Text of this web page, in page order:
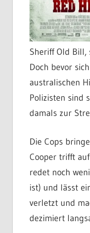
Sheriff Old Bill,
Doch bevor
australischen
Polizisten sind
damals zur
Die Cops
Cooper trifft
redet noch
ist) und lässt
verletzt und
dezimiert